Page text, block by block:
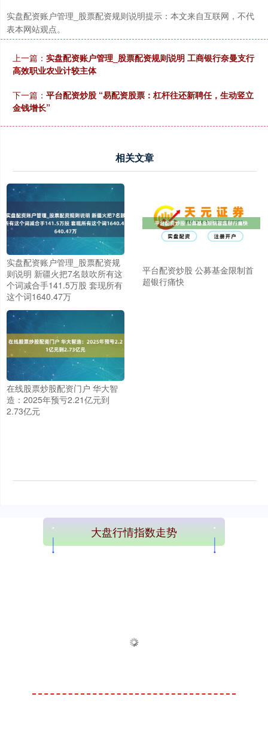
实盘配资账户管理_股票配资规则说明提示：本文来自互联网，不代
表本网站观点。
上一篇： 实盘配资账户管理_股票配资规则说明 工商银行奈曼支行
高效职业农业计较主体
下一篇： 平台配资炒股 “易配资股票：杠杆往还新聘任，生动竖立
金钱增长”
相关文章
实盘配资账户管理_股票配资规
则说明 新疆火把7名鼓吹所有这
个词减合手141.5万股 套现所有
这个词1640.47万
平台配资炒股 公募基金限制首
超银行痛快
在线股票炒股配资门户 华大智
造：2025年预亏2.21亿元到
2.73亿元
大盘行情指数走势